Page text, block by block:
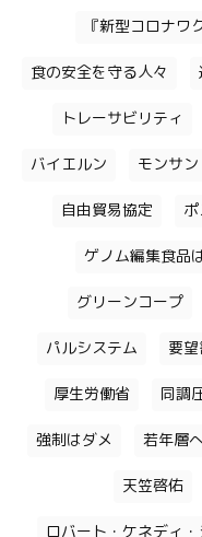
『新型コロナワ
食の安全を守る人々
トレーサビリティ
バイエルン モンサン
自由貿易協定
ゲノム編集食品
グリーンコープ
パルシステム 要
厚生労働省 同調
強制はダメ 若年層
天笠啓佑
ロバート・ケネディ